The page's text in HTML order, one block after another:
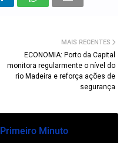
MAIS RECENTES
ECONOMIA: Porto da Capital
monitora regularmente o nível do
rio Madeira e reforça ações de
segurança
Primeiro Minuto